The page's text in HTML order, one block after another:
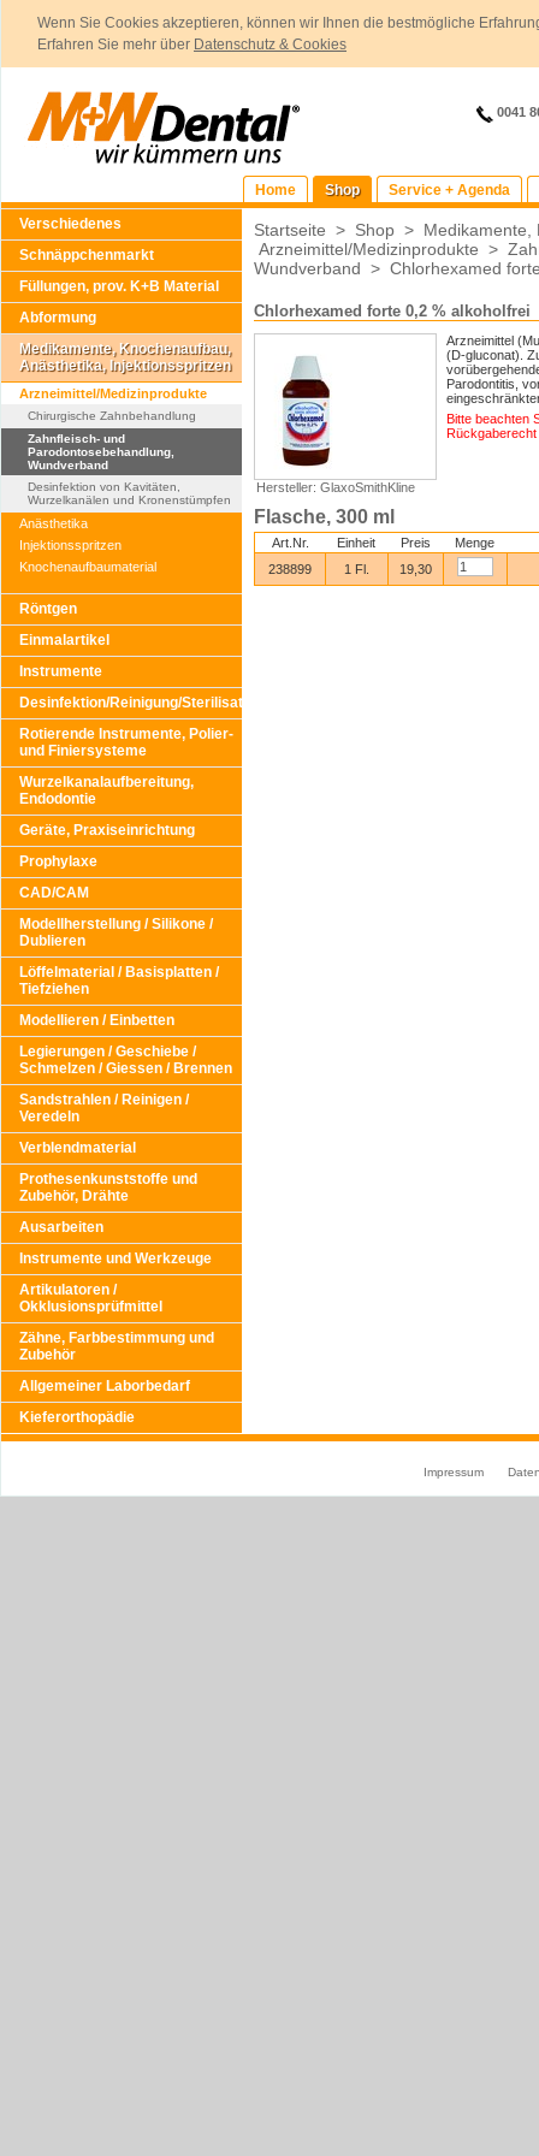
Wenn Sie Cookies akzeptieren, können wir Ihnen die bestmögliche
Erfahren Sie mehr über Datenschutz & Cookies
0041
Home Shop
Service + Agenda
Verschiedenes
Schnäppchenmarkt
Füllungen, prov. K+B Material
Abformung
Medikamente, Knochenaufbau,
Anästhetika, Injektionsspritzen
Arzneimittel/Medizinprodukte
Chirurgische Zahnbehandlung
Zahnfleisch- und
Parodontosebehandlung,
Wundverband
Desinfektion von Kavitäten,
Wurzelkanälen und Kronenstümpfen
Anästhetika
Injektionsspritzen
Knochenaufbaumaterial
Röntgen
Einmalartikel
Instrumente
Desinfektion/Reinigung/Sterilisation
Rotierende Instrumente, Polier-
und Finiersysteme
Wurzelkanalaufbereitung,
Endodontie
Geräte, Praxiseinrichtung
Prophylaxe
CAD/CAM
Modellherstellung / Silikone /
Dublieren
Löffelmaterial / Basisplatten /
Tiefziehen
Modellieren / Einbetten
Legierungen / Geschiebe /
Schmelzen / Giessen / Brennen
Sandstrahlen / Reinigen /
Veredeln
Verblendmaterial
Prothesenkunststoffe und
Zubehör, Drähte
Ausarbeiten
Instrumente und Werkzeuge
Artikulatoren /
Okklusionsprüfmittel
Zähne, Farbbestimmung und
Zubehör
Allgemeiner Laborbedarf
Kieferorthopädie
Startseite > Shop > Medikamente,
Arzneimittel/Medizinprodukte >
Wundverband > Chlorhexamed
Chlorhexamed forte 0,2 % alkoholfrei
Hersteller: GlaxoSmithKline
Arzneimittel
(D-gluconat).
Parodontitis,
Bitte beachten
Flasche, 300 ml
Art.Nr. Einheit Preis
Menge
238899
1 Fl. 19,30
Impressum